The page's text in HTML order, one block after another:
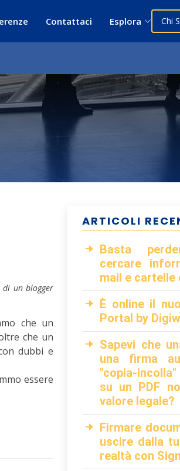
Contattaci Esplora Chi
di un blogger
che un
che un
dubbi e
essere
ARTICOLI
Basta
cercare
mail e cartelle
È online il
Portal by
Sapevi che
una firma
"copia-
su un PDF
valore legale?
Firmare
uscire dalla
realtà con